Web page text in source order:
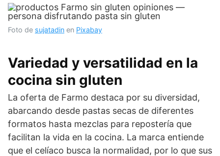
Foto de sujatadin en Pixabay
Variedad y versatilidad en la
cocina sin gluten
La oferta de Farmo destaca por su diversidad,
abarcando desde pastas secas de diferentes
formatos hasta mezclas para repostería que
facilitan la vida en la cocina. La marca entiende
que el celíaco busca la normalidad, por lo que sus